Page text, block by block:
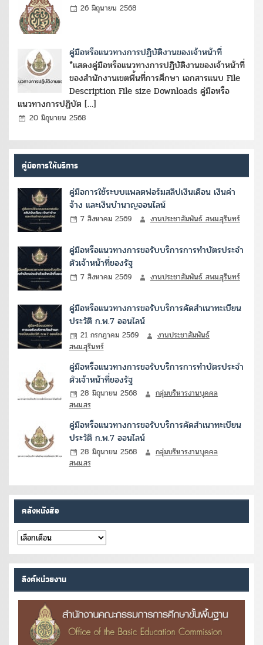
26 มิถุนายน 2568
คู่มือหรือแนวทางการปฏิบัติงานของเจ้าหน้าที่
*แสดงคู่มือหรือแนวทางการปฏิบัติงานของเจ้าหน้าที่
ของสำนักงานเขตพื้นที่การศึกษา เอกสารแนบ File
Description File size Downloads คู่มือหรือ
แนวทางการปฏิบัต […]
20 มิถุนายน 2568
คู่มือการให้บริการ
คู่มือการใช้ระบบแพลตฟอร์มสลิปเงินเดือน เงินค่า
จ้าง และเงินบำนาญออนไลน์
7 สิงหาคม 2569 งานประชาสัมพันธ์ สพม.สุรินทร์
คู่มือหรือแนวทางการขอรับบริการการทำบัตรประจำ
ตัวเจ้าหน้าที่ของรัฐ
7 สิงหาคม 2569 งานประชาสัมพันธ์ สพม.สุรินทร์
คู่มือหรือแนวทางการขอรับบริการคัดสำเนาทะเบียน
ประวัติ ก.พ.7 ออนไลน์
21 กรกฎาคม 2569
งานประชาสัมพันธ์
สพม.สุรินทร์
คู่มือหรือแนวทางการขอรับบริการการทำบัตรประจำ
ตัวเจ้าหน้าที่ของรัฐ
28 มิถุนายน 2568
กลุ่มบริหารงานบุคคล
สพม.สร
คู่มือหรือแนวทางการขอรับบริการคัดสำเนาทะเบียน
ประวัติ ก.พ.7 ออนไลน์
28 มิถุนายน 2568
กลุ่มบริหารงานบุคคล
สพม.สร
คลังหนังสือ
คลัง
หนังสือ
ลิงค์หน่วยงาน